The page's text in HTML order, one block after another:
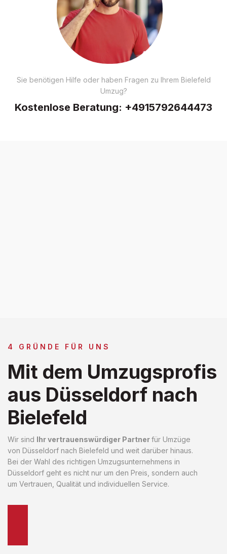
Sie benötigen Hilfe oder haben Fragen zu Ihrem Bielefeld
Umzug?
Kostenlose Beratung: +4915792644473
4 GRÜNDE FÜR UNS
Mit dem Umzugsprofis
aus Düsseldorf nach
Bielefeld
Wir sind Ihr vertrauenswürdiger Partnerfür Umzüge
von Düsseldorf nach Bielefeld und weit darüber hinaus.
Bei der Wahl des richtigen Umzugsunternehmens in
Düsseldorf geht es nicht nur um den Preis, sondern auch
um Vertrauen, Qualität und individuellen Service.